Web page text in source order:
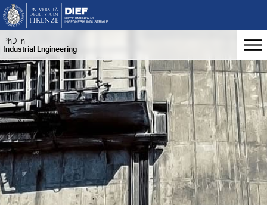
PhD in
Industrial Engineering